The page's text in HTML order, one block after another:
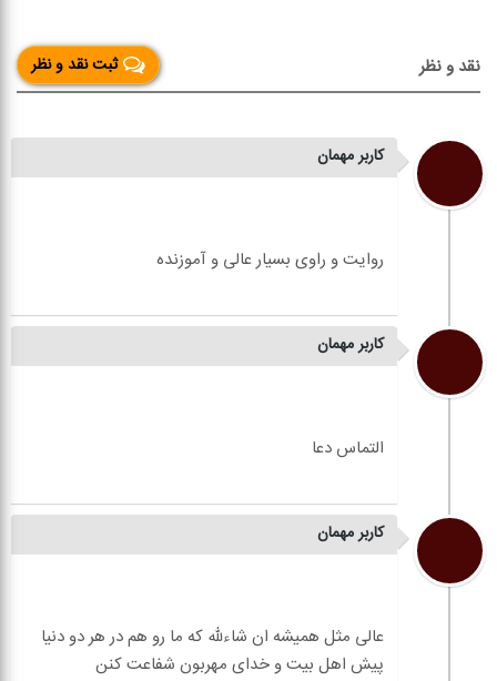
ثبت نقد و نظر نقد و نظر
کاربر مهمان
کاربر مهمان
کاربر مهمان
عالی مثل همیشه ان شاءلله که ما رو هم در هر دو دنیا